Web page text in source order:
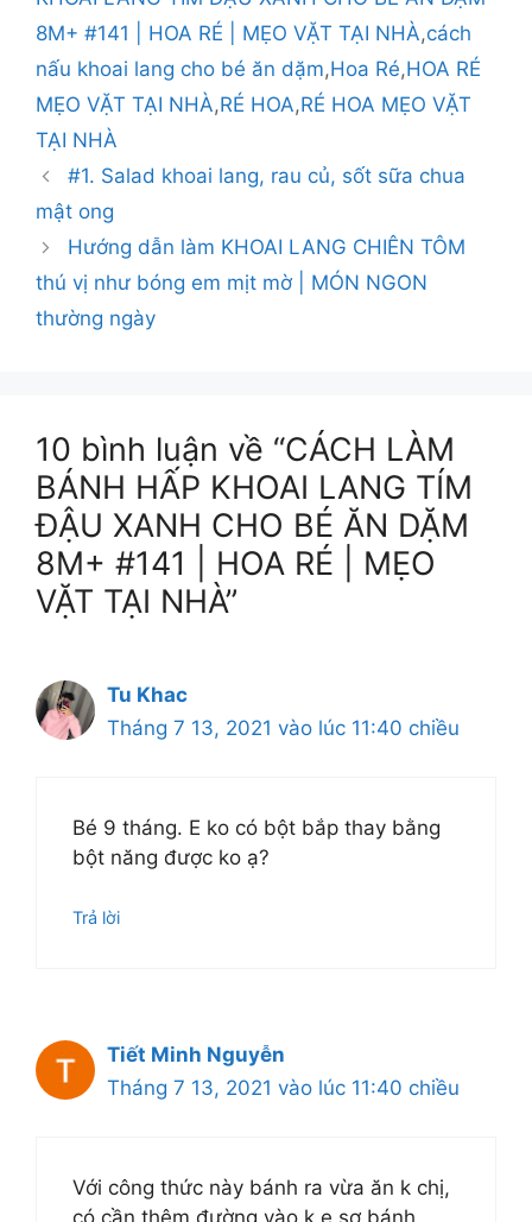
8M+ #141 | HOA RÉ | MẸO VẶT TẠI NHÀ,cách
nấu khoai lang cho bé ăn dặm,Hoa Ré,HOA RÉ
MẸO VẶT TẠI NHÀ,RÉ HOA,RÉ HOA MẸO VẶT
TẠI NHÀ
#1. Salad khoai lang, rau củ, sốt sữa chua
mật ong
Hướng dẫn làm KHOAI LANG CHIÊN TÔM
thú vị như bóng em mịt mờ | MÓN NGON
thường ngày
10 bình luận về “CÁCH LÀM
BÁNH HẤP KHOAI LANG TÍM
ĐẬU XANH CHO BÉ ĂN DẶM
8M+ #141 | HOA RÉ | MẸO
VẶT TẠI NHÀ”
Tu Khac
Tháng 7 13, 2021 vào lúc 11:40 chiều
Bé 9 tháng. E ko có bột bắp thay bằng
bột năng được ko ạ?
Trả lời
Tiết Minh Nguyễn
Tháng 7 13, 2021 vào lúc 11:40 chiều
Với công thức này bánh ra vừa ăn k chị,
có cần thêm đường vào k,e sợ bánh